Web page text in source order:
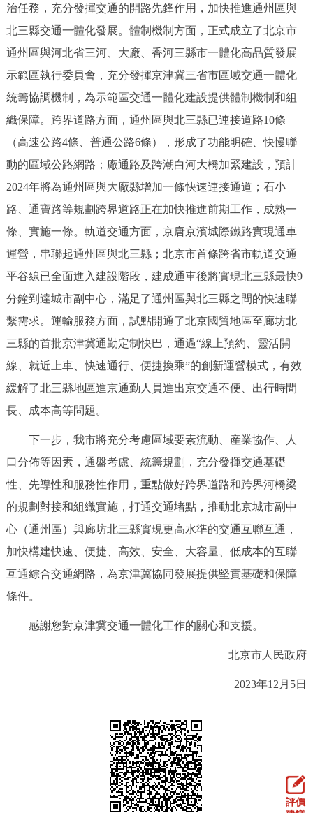
ENGLISH 한국어 日本語
DEUTSCH FRANÇAIS РУССКИЙ ЯЗЫК
回到頂部
治任務，充分發揮交通的開路先鋒作用，加快推進通州區與
北三縣交通一體化發展。體制機制方面，正式成立了北京市
通州區與河北省三河、大廠、香河三縣市一體化高品質發展
示範區執行委員會，充分發揮京津冀三省市區域交通一體化
統籌協調機制，為示範區交通一體化建設提供體制機制和組
織保障。跨界道路方面，通州區與北三縣已連接道路10條
（高速公路4條、普通公路6條），形成了功能明確、快慢聯
動的區域公路網路；廠通路及跨潮白河大橋加緊建設，預計
2024年將為通州區與大廠縣增加一條快速連接通道；石小
路、通寶路等規劃跨界道路正在加快推進前期工作，成熟一
條、實施一條。軌道交通方面，京唐京濱城際鐵路實現通車
運營，串聯起通州區與北三縣；北京市首條跨省市軌道交通
平谷線已全面進入建設階段，建成通車後將實現北三縣最快9
分鐘到達城市副中心，滿足了通州區與北三縣之間的快速聯
繫需求。運輸服務方面，試點開通了北京國貿地區至廊坊北
三縣的首批京津冀通勤定制快巴，通過“線上預約、靈活開
線、就近上車、快速通行、便捷換乘”的創新運營模式，有效
緩解了北三縣地區進京通勤人員進出京交通不便、出行時間
長、成本高等問題。
下一步，我市將充分考慮區域要素流動、産業協作、人
口分佈等因素，通盤考慮、統籌規劃，充分發揮交通基礎
性、先導性和服務性作用，重點做好跨界道路和跨界河橋梁
的規劃對接和組織實施，打通交通堵點，推動北京城市副中
心（通州區）與廊坊北三縣實現更高水準的交通互聯互通，
加快構建快速、便捷、高效、安全、大容量、低成本的互聯
互通綜合交通網路，為京津冀協同發展提供堅實基礎和保障
條件。
感謝您對京津冀交通一體化工作的關心和支援。
北京市人民政府
2023年12月5日
評價